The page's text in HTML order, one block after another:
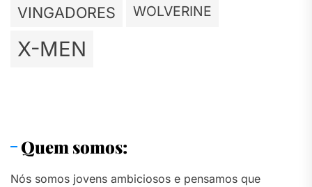
VINGADORES WOLVERINE
X-MEN
Quem somos:
Nós somos jovens ambiciosos e pensamos que